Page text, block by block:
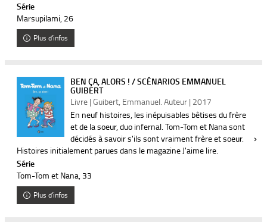
Série
Marsupilami, 26
Plus d'infos
BEN ÇA, ALORS ! / SCÉNARIOS EMMANUEL
GUIBERT
Livre | Guibert, Emmanuel. Auteur | 2017
En neuf histoires, les inépuisables bêtises du frère
et de la soeur, duo infernal. Tom-Tom et Nana sont
décidés à savoir s'ils sont vraiment frère et soeur.
Histoires initialement parues dans le magazine J'aime lire.
Série
Tom-Tom et Nana, 33
Plus d'infos